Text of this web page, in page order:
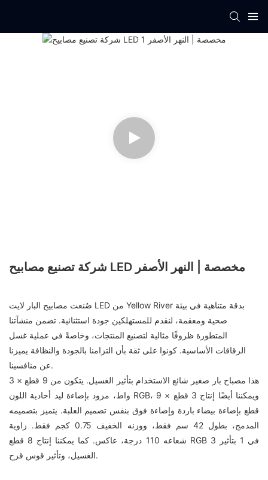
شركة تصنيع مصابيح LED مخصصة | النهر الأصفر
صُنعت مصابيح البار لايت LED من Yellow River بدقة متناهية في بيئة
صحية ومعقمة، لنقدم للمستهلكين جودة استثنائية. تضمن منشآتنا
المتطورة ظروفًا مثالية لتصنيع المنتجات، وخاصةً في عملية غسل
الرقاقات الأساسية. كونوا على ثقة بأن التزامنا بالجودة والنظافة يميزنا
عن منافسينا.
هذا مصباح بار صغير شائع الاستخدام بتأثير الغسيل. يتكون من 9 قطع × 3
واط، مزود بإضاءة ليد أحادية اللون RGB، ويمكننا أيضًا إنتاج 3 قطع × 9
قطع بإضاءة بيضاء باردة وإضاءة فوق بنفس تصميم العلبة. يتميز بتصميمه
المدمج، بطول 42 سم فقط، ووزنه الخفيف 0.75 كجم فقط. زاوية
شعاعه 110 درجة، عاكس. كما يمكننا إنتاج 8 قطع RGB 3 في 1 بتأثير
الغسيل، وتأثير قوس قزح.